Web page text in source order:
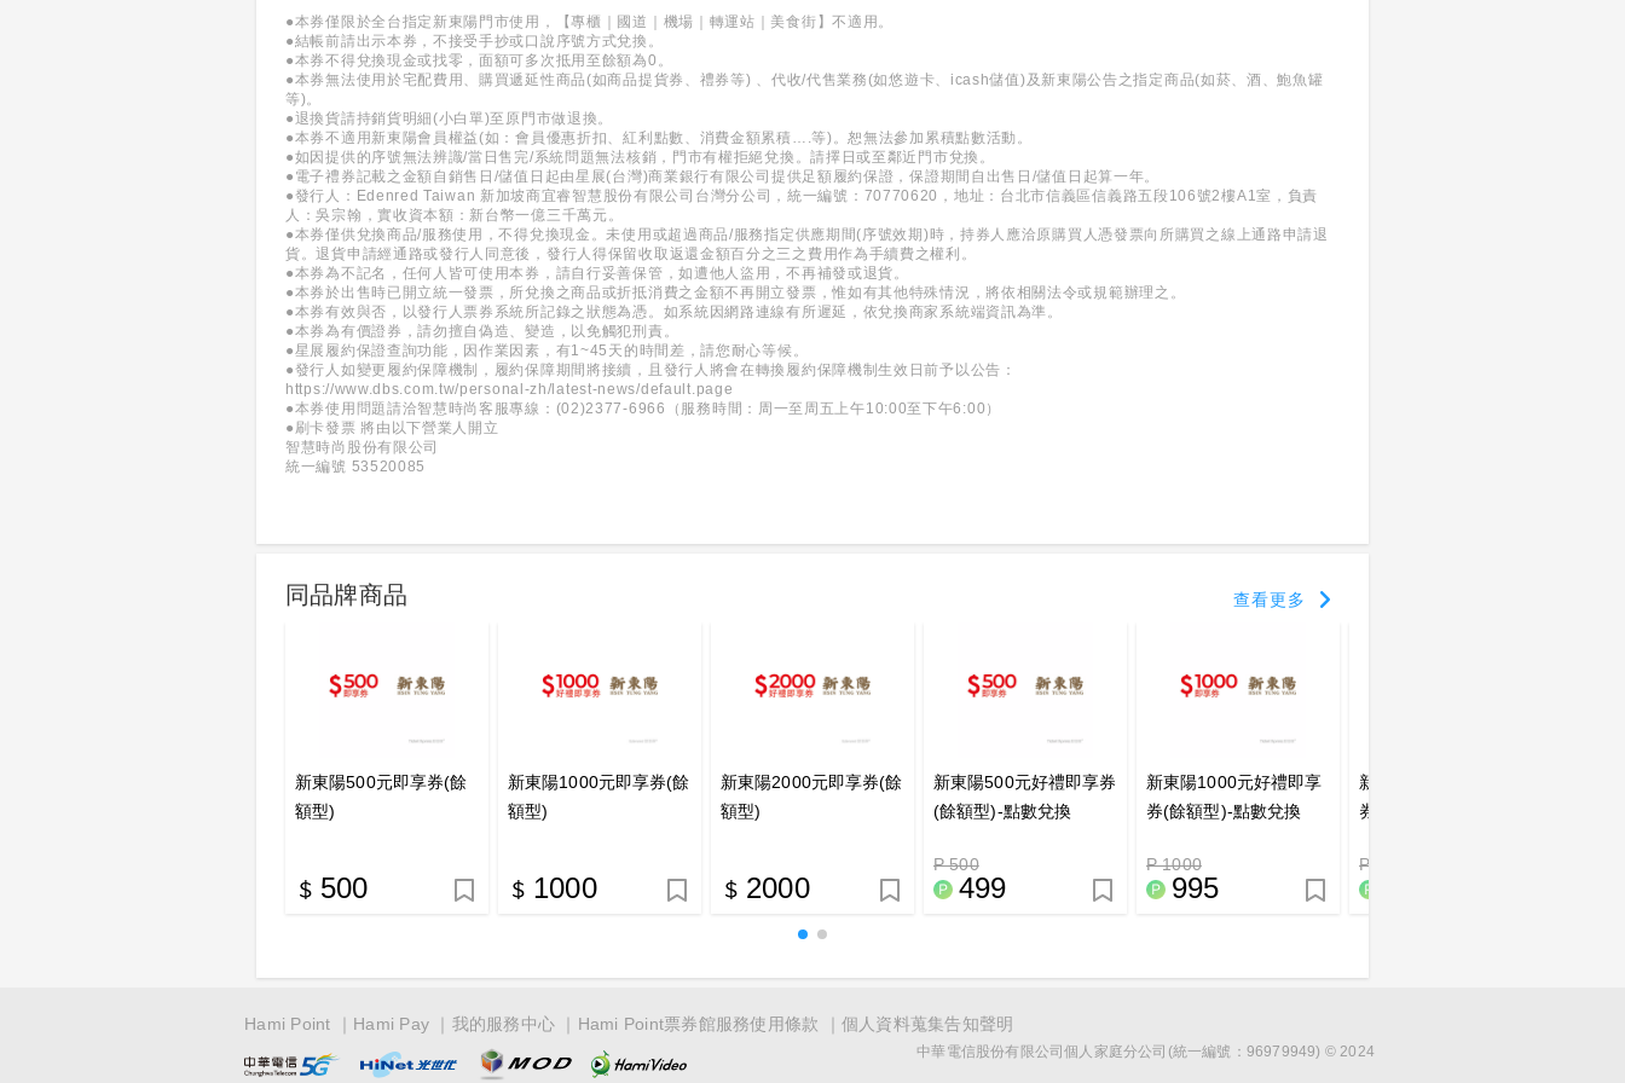
●本券僅限於全台指定新東陽門市使用，【專櫃｜國道｜機場｜轉運站｜美食街】不適用。
●結帳前請出示本券，不接受手抄或口說序號方式兌換。
●本券不得兌換現金或找零，面額可多次抵用至餘額為0。
●本券無法使用於宅配費用、購買遞延性商品(如商品提貨券、禮券等) 、代收/代售業務(如悠遊卡、icash儲值)及新東陽公告之指定商品(如菸、酒、鮑魚罐
等)。
●退換貨請持銷貨明細(小白單)至原門市做退換。
●本券不適用新東陽會員權益(如：會員優惠折扣、紅利點數、消費金額累積….等)。恕無法參加累積點數活動。
●如因提供的序號無法辨識/當日售完/系統問題無法核銷，門市有權拒絕兌換。請擇日或至鄰近門市兌換。
●電子禮券記載之金額自銷售日/儲值日起由星展(台灣)商業銀行有限公司提供足額履約保證，保證期間自出售日/儲值日起算一年。
●發行人：Edenred Taiwan 新加坡商宜睿智慧股份有限公司台灣分公司，統一編號：70770620，地址：台北市信義區信義路五段106號2樓A1室，負責
人：吳宗翰，實收資本額：新台幣一億三千萬元。
●本券僅供兌換商品/服務使用，不得兌換現金。未使用或超過商品/服務指定供應期間(序號效期)時，持券人應洽原購買人憑發票向所購買之線上通路申請退
貨。退貨申請經通路或發行人同意後，發行人得保留收取返還金額百分之三之費用作為手續費之權利。
●本券為不記名，任何人皆可使用本券，請自行妥善保管，如遭他人盜用，不再補發或退貨。
●本券於出售時已開立統一發票，所兌換之商品或折抵消費之金額不再開立發票，惟如有其他特殊情況，將依相關法令或規範辦理之。
●本券有效與否，以發行人票券系統所記錄之狀態為憑。如系統因網路連線有所遲延，依兌換商家系統端資訊為準。
●本券為有價證券，請勿擅自偽造、變造，以免觸犯刑責。
●星展履約保證查詢功能，因作業因素，有1~45天的時間差，請您耐心等候。
●發行人如變更履約保障機制，履約保障期間將接續，且發行人將會在轉換履約保障機制生效日前予以公告：
https://www.dbs.com.tw/personal-zh/latest-news/default.page
●本券使用問題請洽智慧時尚客服專線：(02)2377-6966（服務時間：周一至周五上午10:00至下午6:00）
●刷卡發票 將由以下營業人開立
智慧時尚股份有限公司
統一編號 53520085
同品牌商品 查看更多
新東陽500元即享券(餘
額型)
500
新東陽1000元即享券(餘
額型)
1000
新東陽2000元即享券(餘
額型)
2000
新東陽500元好禮即享券
(餘額型)-點數兌換
P 500
499
新東陽1000元好禮即享
券(餘額型)-點數兌換
P 1000
995
新東陽2000元好禮即享
券(餘額型)-點數兌換
P 2000
Hami Point Hami Pay 我的服務中心 Hami Point票券館服務使用條款 個人資料蒐集告知聲明
中華電信股份有限公司個人家庭分公司(統一編號：96979949) © 2024